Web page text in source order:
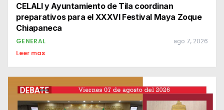
CELALI y Ayuntamiento de Tila coordinan
preparativos para el XXXVI Festival Maya Zoque
Chiapaneca
GENERAL ago 7, 2026
Leer mas